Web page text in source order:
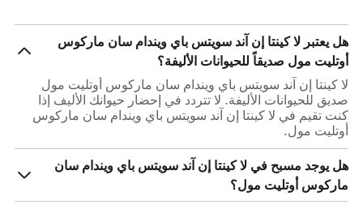
هل يعتبر لا كينتا إن آند سويتس باي ويندام سان ماركوس
أوتليت مول صديقاً للحيوانات الأليفة؟
لا كينتا إن آند سويتس باي ويندام سان ماركوس أوتليت مول
صديق للحيوانات الأليفة. لا تتردد في إحضار حيوانك الأليف إذا
كنت تقيم في لا كينتا إن آند سويتس باي ويندام سان ماركوس
أوتليت مول.
هل يوجد مسبح في لا كينتا إن آند سويتس باي ويندام سان
ماركوس أوتليت مول؟